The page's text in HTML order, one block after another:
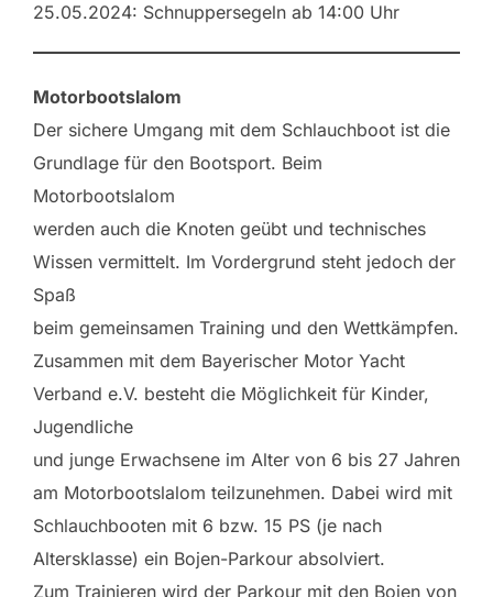
25.05.2024: Schnuppersegeln ab 14:00 Uhr
Motorbootslalom
Der sichere Umgang mit dem Schlauchboot ist die
Grundlage für den Bootsport. Beim
Motorbootslalom
werden auch die Knoten geübt und technisches
Wissen vermittelt. Im Vordergrund steht jedoch der
Spaß
beim gemeinsamen Training und den Wettkämpfen.
Zusammen mit dem Bayerischer Motor Yacht
Verband e.V. besteht die Möglichkeit für Kinder,
Jugendliche
und junge Erwachsene im Alter von 6 bis 27 Jahren
am Motorbootslalom teilzunehmen. Dabei wird mit
Schlauchbooten mit 6 bzw. 15 PS (je nach
Altersklasse) ein Bojen-Parkour absolviert.
Zum Trainieren wird der Parkour mit den Bojen von